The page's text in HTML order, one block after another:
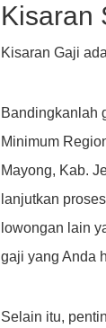
Kisaran
Kisaran Gaji
Bandingkanlah
Minimum
Mayong, Kab.
lanjutkan
lowongan lain
gaji yang Anda
Selain itu,